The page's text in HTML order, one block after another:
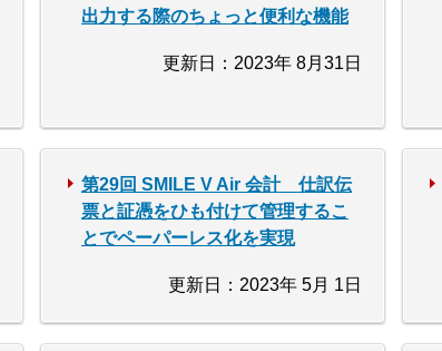
出力する際のちょっと便利な機能
更新日：2023年 8月31日
第29回 SMILE V Air 会計 仕訳伝
票と証憑をひも付けて管理するこ
とでペーパーレス化を実現
更新日：2023年 5月 1日